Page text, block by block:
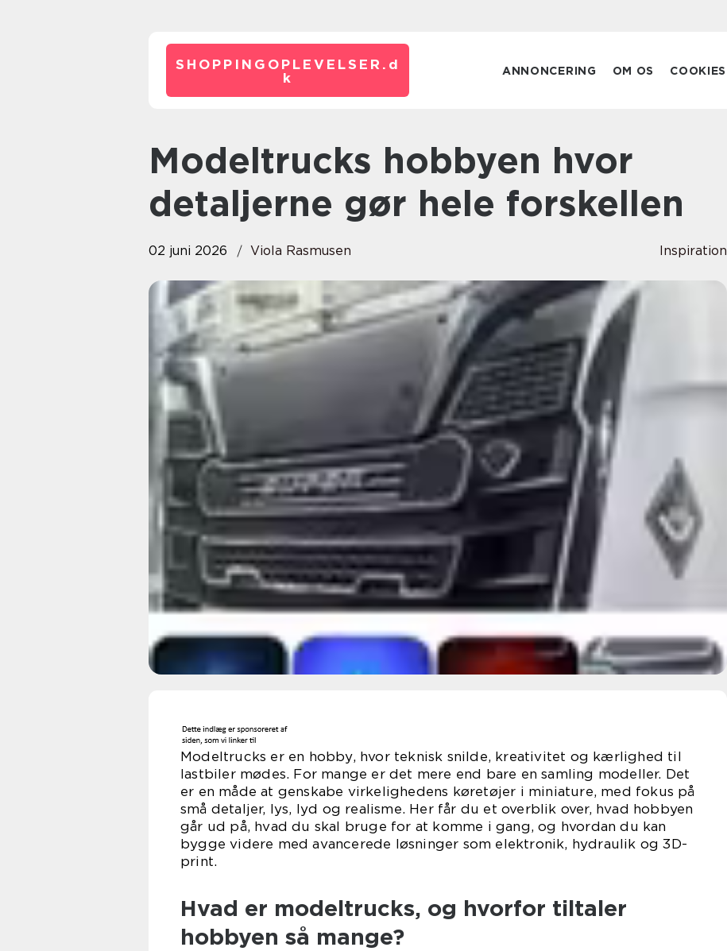
SHOPPINGOPLEVELSER. d
k
ANNONCERING OM OS COOKIES
Modeltrucks hobbyen hvor
detaljerne gør hele forskellen
02 juni 2026 Viola Rasmusen Inspiration
Modeltrucks er en hobby, hvor teknisk snilde, kreativitet og kærlighed til
lastbiler mødes. For mange er det mere end bare en samling modeller. Det
er en måde at genskabe virkelighedens køretøjer i miniature, med fokus på
små detaljer, lys, lyd og realisme. Her får du et overblik over, hvad hobbyen
går ud på, hvad du skal bruge for at komme i gang, og hvordan du kan
bygge videre med avancerede løsninger som elektronik, hydraulik og 3D-
print.
Hvad er modeltrucks, og hvorfor tiltaler
hobbyen så mange?